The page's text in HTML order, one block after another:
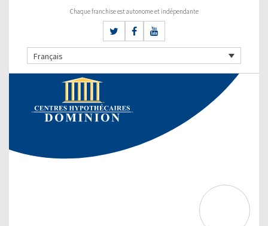
Chaque franchise est autonome et indépendante
Français